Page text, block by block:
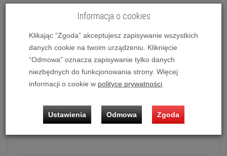
Powiadom o dostępności
Historia ceny
Ilość:
2 999,00 zł
dodaj do koszyka
Informacja o cookies
Klikając “Zgoda” akceptujesz zapisywanie wszystkich
danych cookie na twoim urządzeniu. Kliknięcie
“Odmowa” oznacza zapisywanie tylko danych
niezbędnych do funkcjonowania strony. Więcej
informacji o cookie w polityce prywatności.
Ustawienia Odmowa Zgoda